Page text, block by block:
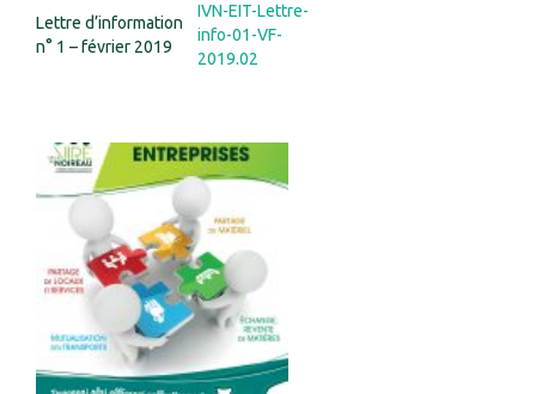
Lettre d’information
n° 1 – février 2019
IVN-EIT-Lettre-
info-01-VF-
2019.02